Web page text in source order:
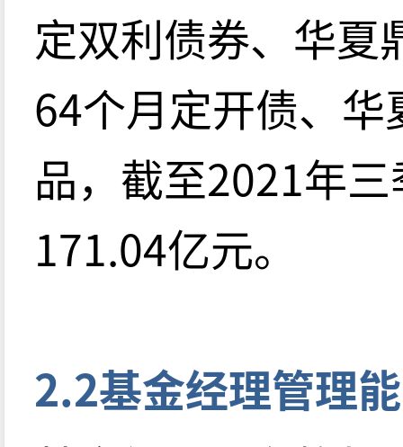
定双利债券、华夏
64个月定开债、
品，截至2021年
171.04亿元。
2.2基金经理管理